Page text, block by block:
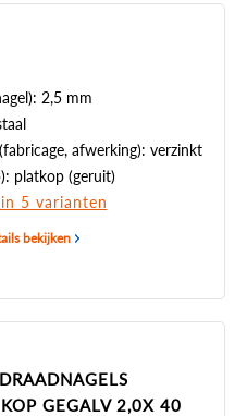
2,5 mm
afwerking): verzinkt
platkop (geruit)
5 varianten
bekijken
GEGALV 2,0X 40